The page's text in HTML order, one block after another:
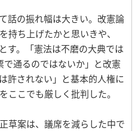
話の振れ幅は大きい。改憲論
持ち上げたかと思いきや、
す。「憲法は不磨の大典では
通るのではないか」と改憲
許されない」と基本的人権に
ここでも厳しく批判した。
草案は、議席を減らした中で